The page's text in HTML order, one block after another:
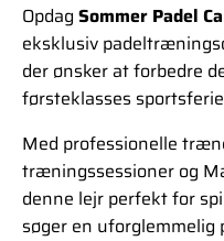
Opdag Sommer Padel
eksklusiv
der ønsker at forbedre
førsteklasses
Med professionelle
træningssessioner og
denne lejr perfekt for
søger en uforglemmelig